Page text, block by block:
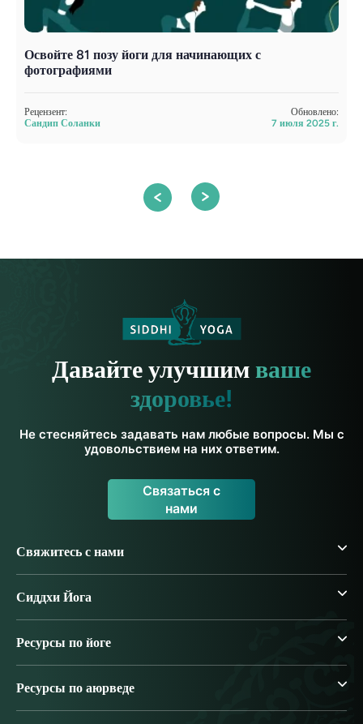
Освойте 81 позу йоги для начинающих с
фотографиями
Рецензент:
Сандип Соланки
Обновлено:
7 июля 2025 г.
Давайте улучшимваше
здоровье!
Не стесняйтесь задавать нам любые вопросы. Мы с
удовольствием на них ответим.
Связаться с
нами
Свяжитесь с нами
Сиддхи Йога
Ресурсы по йоге
Ресурсы по аюрведе